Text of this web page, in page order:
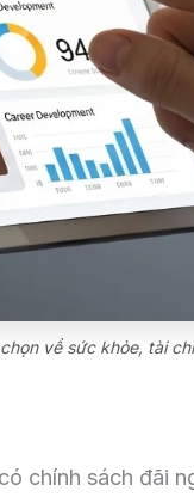
về sức khỏe, tài
chính sách đãi